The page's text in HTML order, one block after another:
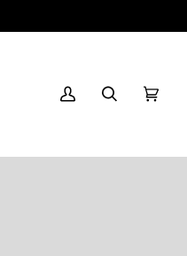
Mein
Suchen